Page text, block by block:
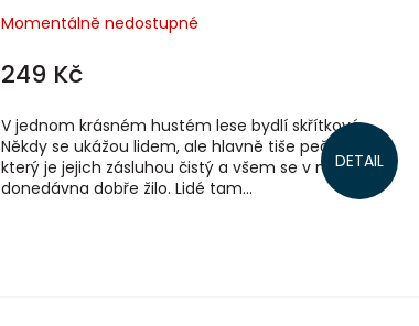
Momentálně nedostupné
249 Kč
DETAIL
V jednom krásném hustém lese bydlí skřítkové.
Někdy se ukážou lidem, ale hlavně tiše pečují o les,
který je jejich zásluhou čistý a všem se v něm
donedávna dobře žilo. Lidé tam...